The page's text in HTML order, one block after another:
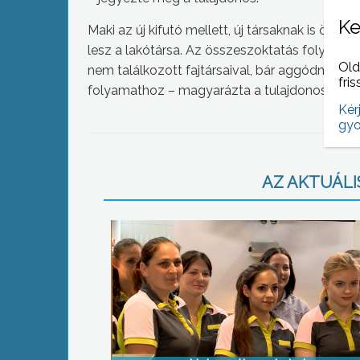
Maki az új kifutó mellett, új társaknak is
lesz a lakótársa. Az összeszoktatás
nem találkozott fajtársaival, bár aggódnak a
folyamathoz – magyarázta a tulajdonos.
AZ